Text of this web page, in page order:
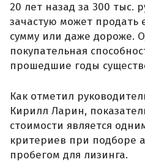
20 лет назад за 300 тыс.
зачастую может продать
сумму или даже дороже.
покупательная
прошедшие годы
Как отметил
Кирилл Ларин,
стоимости является
критериев при подборе
пробегом для лизинга.